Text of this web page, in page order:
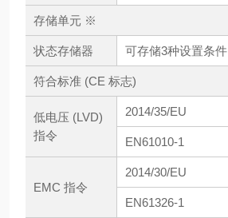
存储单元 ※
状态存储器 可存储3种设置条件
符合标准 (CE 标志)
低电压 (LVD)
指令
2014/35/EU
EN61010-1
EMC 指令
2014/30/EU
EN61326-1